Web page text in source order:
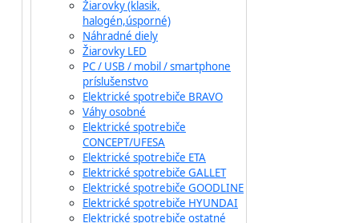
Žiarovky (klasik,
halogén,úsporné)
Náhradné diely
Žiarovky LED
PC / USB / mobil / smartphone
príslušenstvo
Elektrické spotrebiče BRAVO
Váhy osobné
Elektrické spotrebiče
CONCEPT/UFESA
Elektrické spotrebiče ETA
Elektrické spotrebiče GALLET
Elektrické spotrebiče GOODLINE
Elektrické spotrebiče HYUNDAI
Elektrické spotrebiče ostatné